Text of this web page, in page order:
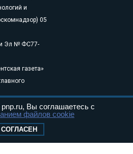
и
05
Эл № ФС77-
газета»
pg@pnp.ru
с 1997 года. Учредители
Вы соглашаетесь с
файлов cookie
СОГЛАСЕН